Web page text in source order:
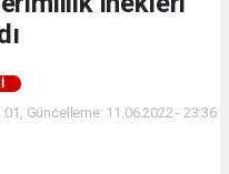
Güncelleme: 11.06.2022 - 23:36